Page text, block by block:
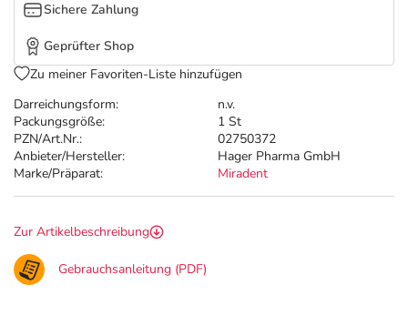
Darreichungsform:
n.v.
Packungsgröße:
1 St
PZN/Art.Nr.:
02750372
Anbieter/Hersteller:
Hager Pharma GmbH
Marke/Präparat:
Miradent
Sichere Zahlung
Geprüfter Shop
Zu meiner Favoriten-Liste hinzufügen
Zur Artikelbeschreibung
Gebrauchsanleitung (PDF)